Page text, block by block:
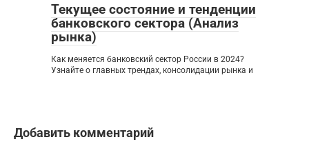
Текущее состояние и тенденции
банковского сектора (Анализ
рынка)
Как меняется банковский сектор России в 2024?
Узнайте о главных трендах, консолидации рынка и
Добавить комментарий